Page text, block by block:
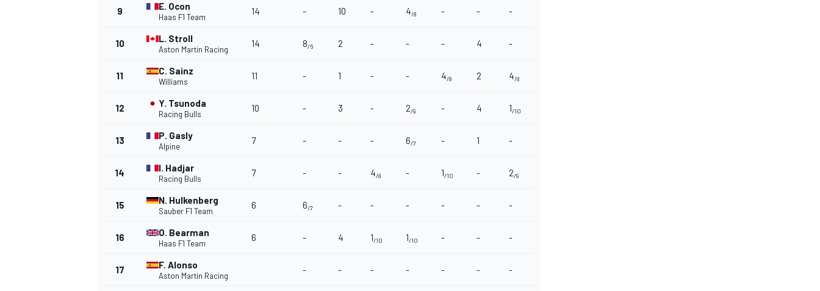
MÁS CATEGORÍAS
9 E. Ocon
Haas F1 Team
14 - 10 - 4/8 - - -
10 L. Stroll
Aston Martin Racing
14 8/6 2 - - - 4 -
11 C. Sainz
Williams
11 - 1 - - 4/8 2 4/8
12 Y. Tsunoda
Racing Bulls
10 - 3 - 2/9 - 4 1/10
13 P. Gasly
Alpine
7 - - - 6/7 - 1 -
14 I. Hadjar
Racing Bulls
7 - - 4/8 - 1/10 - 2/9
15 N. Hulkenberg
Sauber F1 Team
6 6/7 - - - - - -
16 O. Bearman
Haas F1 Team
6 - 4 1/10 1/10 - - -
17 F. Alonso
Aston Martin Racing
- - - - - - -